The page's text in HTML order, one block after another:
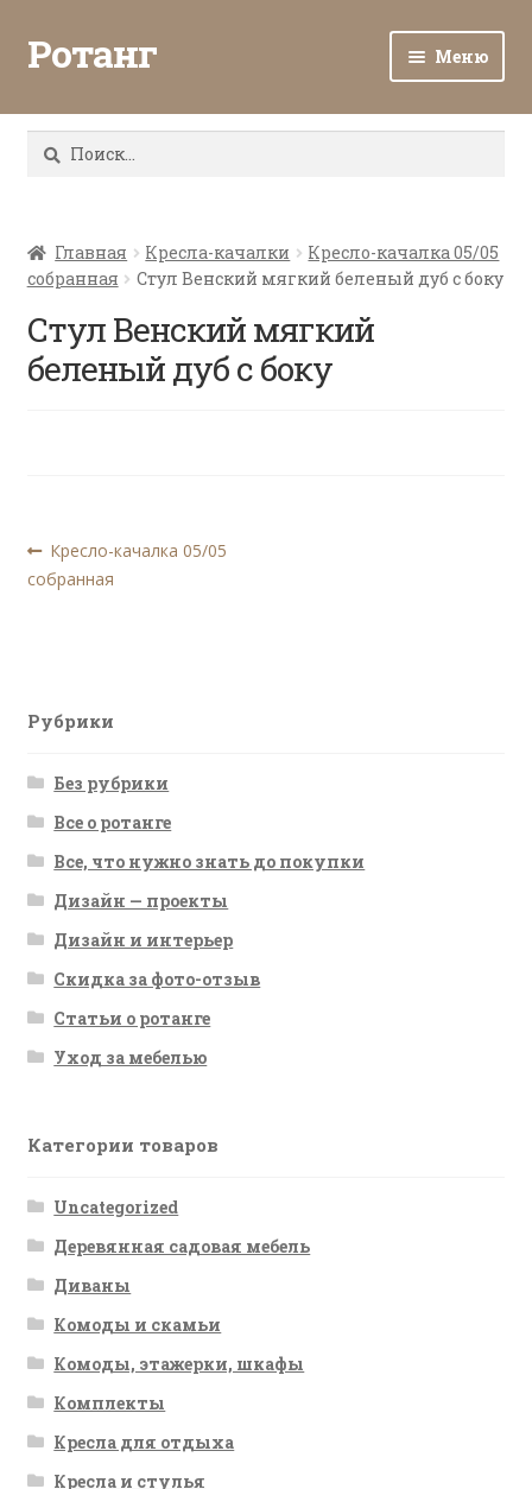
Ротанг Меню
Каталог
Все о ротанге
Ротанг оптом
Найти:
Главная Кресла-качалки
Кресло-качалка 05/05
собранная
Стул Венский мягкий беленый дуб с боку
Стул Венский мягкий
беленый дуб с боку
Навигация
по
Предыдущая
запись:
Кресло-качалка 05/05
собранная
Рубрики
Без рубрики
Все о ротанге
Все, что нужно знать до покупки
Дизайн — проекты
Дизайн и интерьер
Скидка за фото-отзыв
Статьи о ротанге
Уход за мебелью
Категории товаров
Uncategorized
Деревянная садовая мебель
Диваны
Комоды и скамьи
Комоды, этажерки, шкафы
Комплекты
Кресла для отдыха
Кресла и стулья